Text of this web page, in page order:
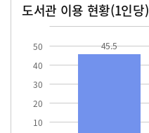
도서관 이용 현황(1인당)
10
20
30
40
50 45.5